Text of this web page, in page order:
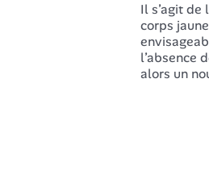
Il s’agit
corps
l’absence
alors un